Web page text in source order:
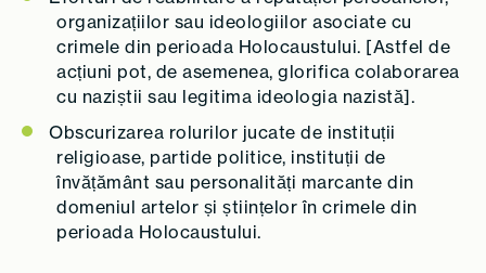
organizațiilor sau ideologiilor asociate cu
crimele din perioada Holocaustului. [Astfel de
acțiuni pot, de asemenea, glorifica colaborarea
cu naziștii sau legitima ideologia nazistă].
Obscurizarea rolurilor jucate de instituții
religioase, partide politice, instituții de
învățământ sau personalități marcante din
domeniul artelor și științelor în crimele din
perioada Holocaustului.